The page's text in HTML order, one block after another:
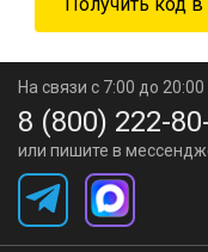
На связи с 7:00 до 20:00
8 (800) 222-
или пишите в